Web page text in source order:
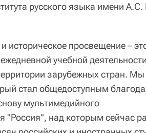
русского языка имени
историческое просвещение –
учебной
зарубежных стран.
стал общедоступным
мультимедийного
"Россия", над которым сейчас